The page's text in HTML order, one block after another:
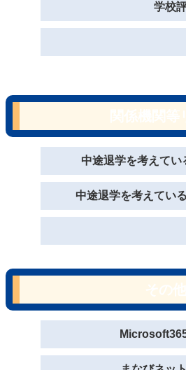
学校
中途退学を考えてい
中途退学を考えてい